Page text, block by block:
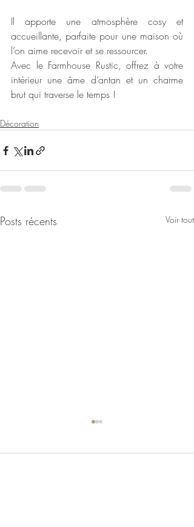
Il apporte une atmosphère cosy et
accueillante, parfaite pour une maison où
l’on aime recevoir et se ressourcer.
Avec le Farmhouse Rustic, offrez à votre
intérieur une âme d’antan et un charme
brut qui traverse le temps !
Décoration
Posts récents Voir tout